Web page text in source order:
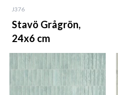
J376
Stavö Grågrön,
24x6 cm